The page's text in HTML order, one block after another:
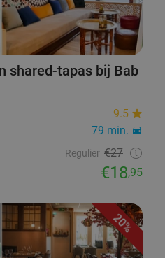
shared-tapas bij Bab
9.5
79 min.
Regulier €27
€18,95
20%